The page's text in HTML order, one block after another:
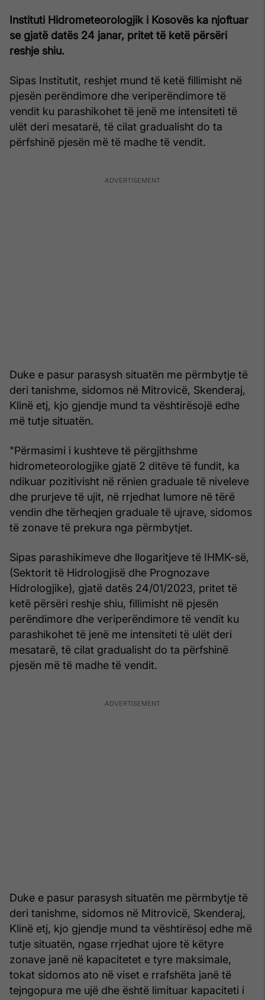
Instituti Hidrometeorologjik i Kosovës ka njoftuar
se gjatë datës 24 janar, pritet të ketë përsëri
reshje shiu.
Sipas Institutit, reshjet mund të ketë fillimisht në
pjesën perëndimore dhe veriperëndimore të
vendit ku parashikohet të jenë me intensiteti të
ulët deri mesatarë, të cilat gradualisht do ta
përfshinë pjesën më të madhe të vendit.
Duke e pasur parasysh situatën me përmbytje të
deri tanishme, sidomos në Mitrovicë, Skenderaj,
Klinë etj, kjo gjendje mund ta vështirësojë edhe
më tutje situatën.
"Përmasimi i kushteve të përgjithshme
hidrometeorologjike gjatë 2 ditëve të fundit, ka
ndikuar pozitivisht në rënien graduale të niveleve
dhe prurjeve të ujit, në rrjedhat lumore në tërë
vendin dhe tërheqjen graduale të ujrave, sidomos
të zonave të prekura nga përmbytjet.
Sipas parashikimeve dhe llogaritjeve të IHMK-së,
(Sektorit të Hidrologjisë dhe Prognozave
Hidrologjike), gjatë datës 24/01/2023, pritet të
ketë përsëri reshje shiu, fillimisht në pjesën
perëndimore dhe veriperëndimore të vendit ku
parashikohet të jenë me intensiteti të ulët deri
mesatarë, të cilat gradualisht do ta përfshinë
pjesën më të madhe të vendit.
Duke e pasur parasysh situatën me përmbytje të
deri tanishme, sidomos në Mitrovicë, Skenderaj,
Klinë etj, kjo gjendje mund ta vështirësoj edhe më
tutje situatën, ngase rrjedhat ujore të këtyre
zonave janë në kapacitetet e tyre maksimale,
tokat sidomos ato në viset e rrafshëta janë të
tejngopura me ujë dhe është limituar kapaciteti i